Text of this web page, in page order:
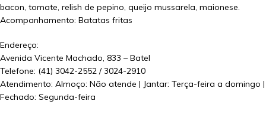
bacon, tomate, relish de pepino, queijo mussarela, maionese.
Acompanhamento: Batatas fritas
Endereço:
Avenida Vicente Machado, 833 – Batel
Telefone: (41) 3042-2552 / 3024-2910
Atendimento: Almoço: Não atende | Jantar: Terça-feira a domingo |
Fechado: Segunda-feira